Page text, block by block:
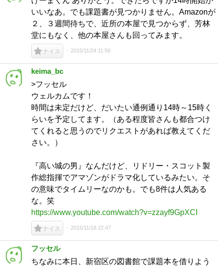
いいなあ。でも課題書が見つかりません。Amazonが
２、３週間待ちで、近所の本屋で見つからず、芳林
堂にもなく、他の本屋さんも回ってみます。
ナイス 2015/11/24 11:50
keima_bc
>フッセル
ウェルカムです！
時間は未定だけど、だいたい通例通り14時～15時く
らいを予定してます。（ある程度皆さんも都合つけ
てくれると思うのでリクエストがあれば教えてくだ
さい。）
『高い城の男』なんだけど、リドリー・スコット製
作総指揮でアマゾンがドラマ化しているみたい。そ
の意味でタイムリーなのかも。でも8件は人気ある
な。笑
https://www.youtube.com/watch?v=zzayf9GpXCI
ナイス 2015/11/18 22:47
フッセル
ちなみに本日、新宿区の図書館で課題本を借りよう